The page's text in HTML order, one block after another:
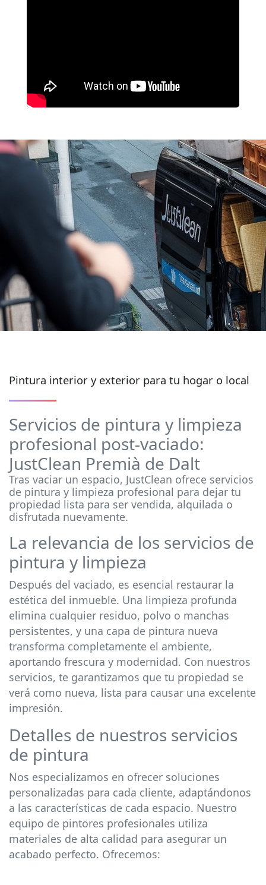
Pintura interior y exterior para tu hogar o local
Servicios de pintura y limpieza
profesional post-vaciado:
JustClean Premià de Dalt
Tras vaciar un espacio, JustClean ofrece servicios
de pintura y limpieza profesional para dejar tu
propiedad lista para ser vendida, alquilada o
disfrutada nuevamente.
La relevancia de los servicios de
pintura y limpieza
Después del vaciado, es esencial restaurar la
estética del inmueble. Una limpieza profunda
elimina cualquier residuo, polvo o manchas
persistentes, y una capa de pintura nueva
transforma completamente el ambiente,
aportando frescura y modernidad. Con nuestros
servicios, te garantizamos que tu propiedad se
verá como nueva, lista para causar una excelente
impresión.
Detalles de nuestros servicios
de pintura
Nos especializamos en ofrecer soluciones
personalizadas para cada cliente, adaptándonos
a las características de cada espacio. Nuestro
equipo de pintores profesionales utiliza
materiales de alta calidad para asegurar un
acabado perfecto. Ofrecemos: